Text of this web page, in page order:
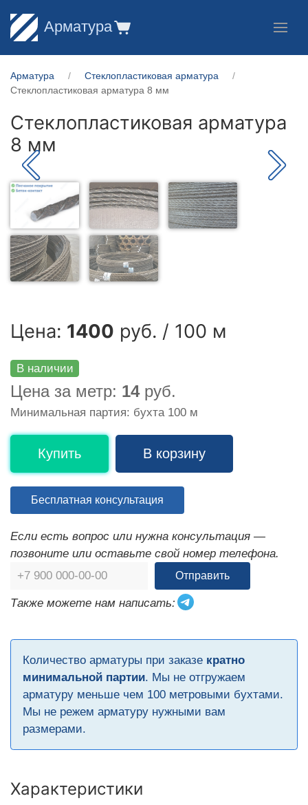
Арматура
Арматура
Стеклопластиковая арматура
Стеклопластиковая арматура 8 мм
Стеклопластиковая арматура
8 мм
Цена: 1400 руб. / 100 м
В наличии
Цена за метр: 14руб.
Минимальная партия: бухта 100 м
Купить В корзину
Бесплатная консультация
Если есть вопрос или нужна консультация —
позвоните или оставьте свой номер телефона.
Отправить
Также можете нам написать:
Количество арматуры при заказе кратно
минимальной партии. Мы не отгружаем
арматуру меньше чем 100 метровыми бухтами.
Мы не режем арматуру нужными вам
размерами.
Характеристики